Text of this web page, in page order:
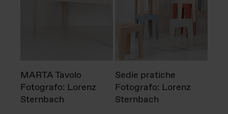
MARTA Tavolo
Fotografo: Lorenz
Sternbach
Sedie pratiche
Fotografo: Lorenz
Sternbach